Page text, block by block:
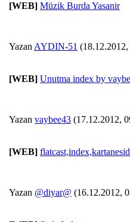
[WEB] Müzik Burda Yasanir
Yazan AYDIN-51
[WEB] Unutma index by
Yazan vaybee43 (17.12.2012,
[WEB]
Yazan @diyar@ (16.12.2012,